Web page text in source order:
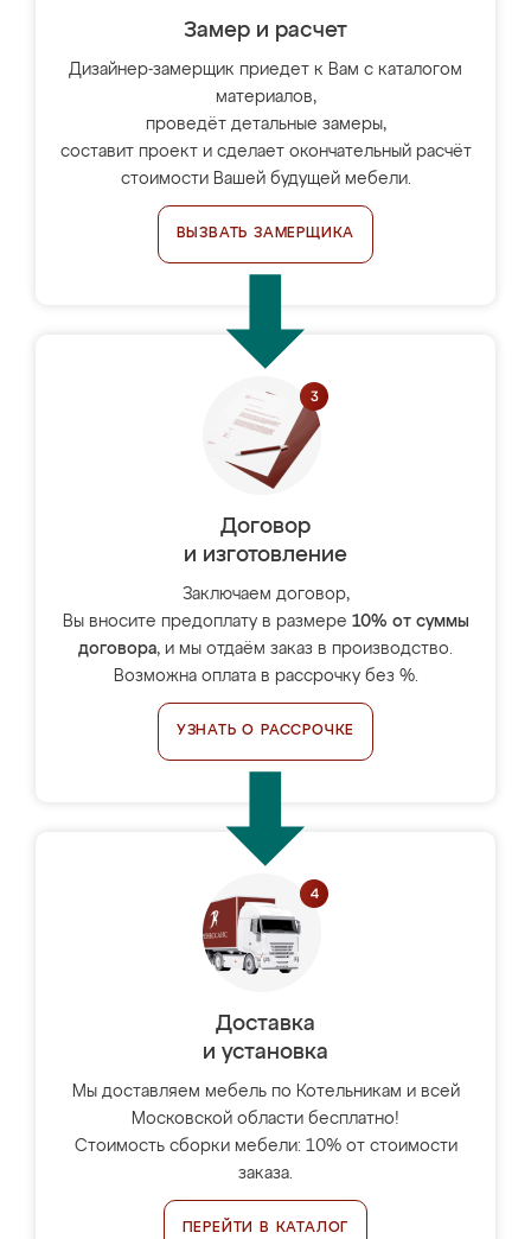
Замер и расчет
Дизайнер-замерщик приедет к Вам с каталогом
материалов,
проведёт детальные замеры,
составит проект и сделает окончательный расчёт
стоимости Вашей будущей мебели.
ВЫЗВАТЬ ЗАМЕРЩИКА
Договор
и изготовление
Заключаем договор,
Вы вносите предоплату в размере 10% от суммы
договора, и мы отдаём заказ в производство.
Возможна оплата в рассрочку без %.
УЗНАТЬ О РАССРОЧКЕ
Доставка
и установка
Мы доставляем мебель по Котельникам и всей
Московской области бесплатно!
Стоимость сборки мебели: 10% от стоимости
заказа.
ПЕРЕЙТИ В КАТАЛОГ